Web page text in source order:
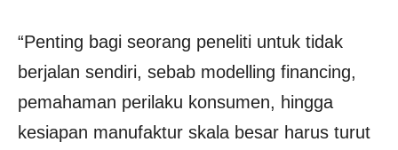
“Penting bagi seorang peneliti untuk tidak
berjalan sendiri, sebab modelling financing,
pemahaman perilaku konsumen, hingga
kesiapan manufaktur skala besar harus turut